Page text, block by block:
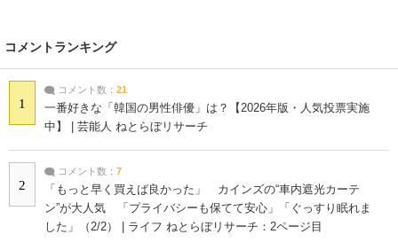
コメントランキング
1
コメント数： 21
一番好きな「韓国の男性俳優」は？【2026年版・人気投票実施
中】 | 芸能人 ねとらぼリサーチ
2
コメント数： 7
「もっと早く買えば良かった」 カインズの“車内遮光カーテ
ン”が大人気 「プライバシーも保てて安心」「ぐっすり眠れま
した」（2/2） | ライフ ねとらぼリサーチ：2ページ目